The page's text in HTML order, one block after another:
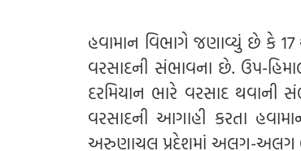
હવામાન વિભાગે જણાવ્યું છે કે 17
વરસાદની સંભાવના છે. ઉપ-
દરમિયાન ભારે વરસાદ
વરસાદની આગાહી કરતા
અરુણાચલ પ્રદેશમાં અલગ-અલગ